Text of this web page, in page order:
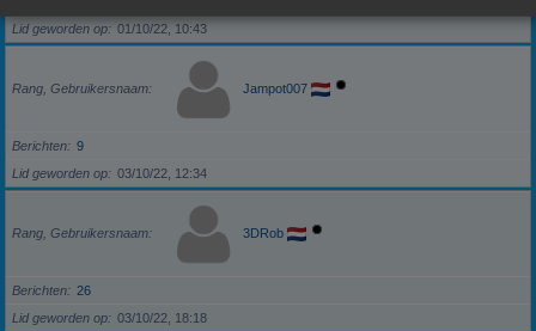
Lid geworden op
01/10/22, 10:43
Rang, Gebruikersnaam Jampot007
Berichten
9
Lid geworden op
03/10/22, 12:34
Rang, Gebruikersnaam 3DRob
Berichten
26
Lid geworden op
03/10/22, 18:18